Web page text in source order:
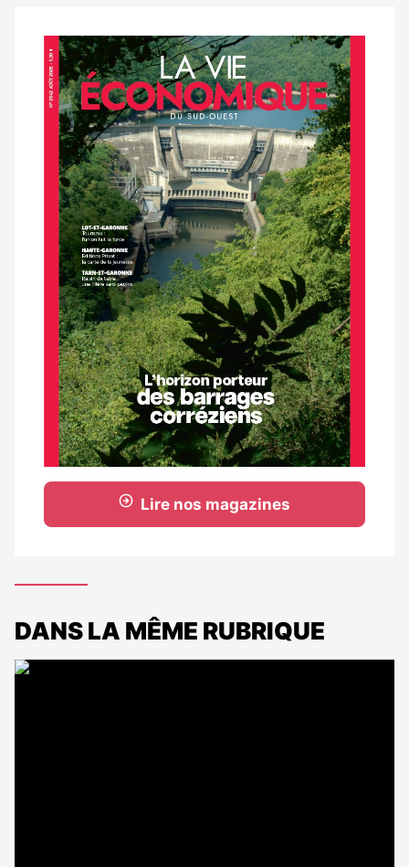
Notre
dernier
magazine
Lire nos magazines
DANS LA MÊME RUBRIQUE